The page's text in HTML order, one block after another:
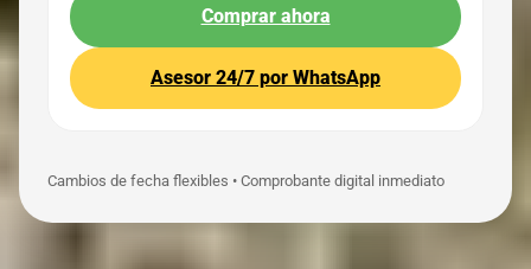
Comprar ahora
Asesor 24/7 por WhatsApp
Cambios de fecha flexibles • Comprobante digital inmediato